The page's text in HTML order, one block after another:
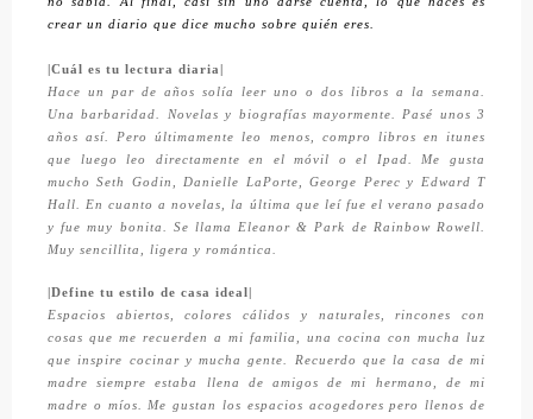
crear un diario que dice mucho sobre quién eres.
|Cuál es tu lectura diaria|
Hace un par de años solía leer uno o dos libros a la semana.
Una barbaridad. Novelas y biografías mayormente. Pasé unos 3
años así. Pero últimamente leo menos, compro libros en itunes
que luego leo directamente en el móvil o el Ipad. Me gusta
mucho Seth Godin, Danielle LaPorte, George Perec y Edward T
Hall. En cuanto a novelas, la última que leí fue el verano pasado
y fue muy bonita. Se llama Eleanor & Park de Rainbow Rowell.
Muy sencillita, ligera y romántica.
|Define tu estilo de casa ideal|
Espacios abiertos, colores cálidos y naturales, rincones con
cosas que me recuerden a mi familia, una cocina con mucha luz
que inspire cocinar y mucha gente. Recuerdo que la casa de mi
madre siempre estaba llena de amigos de mi hermano, de mi
madre o míos. Me gustan los espacios acogedores pero llenos de